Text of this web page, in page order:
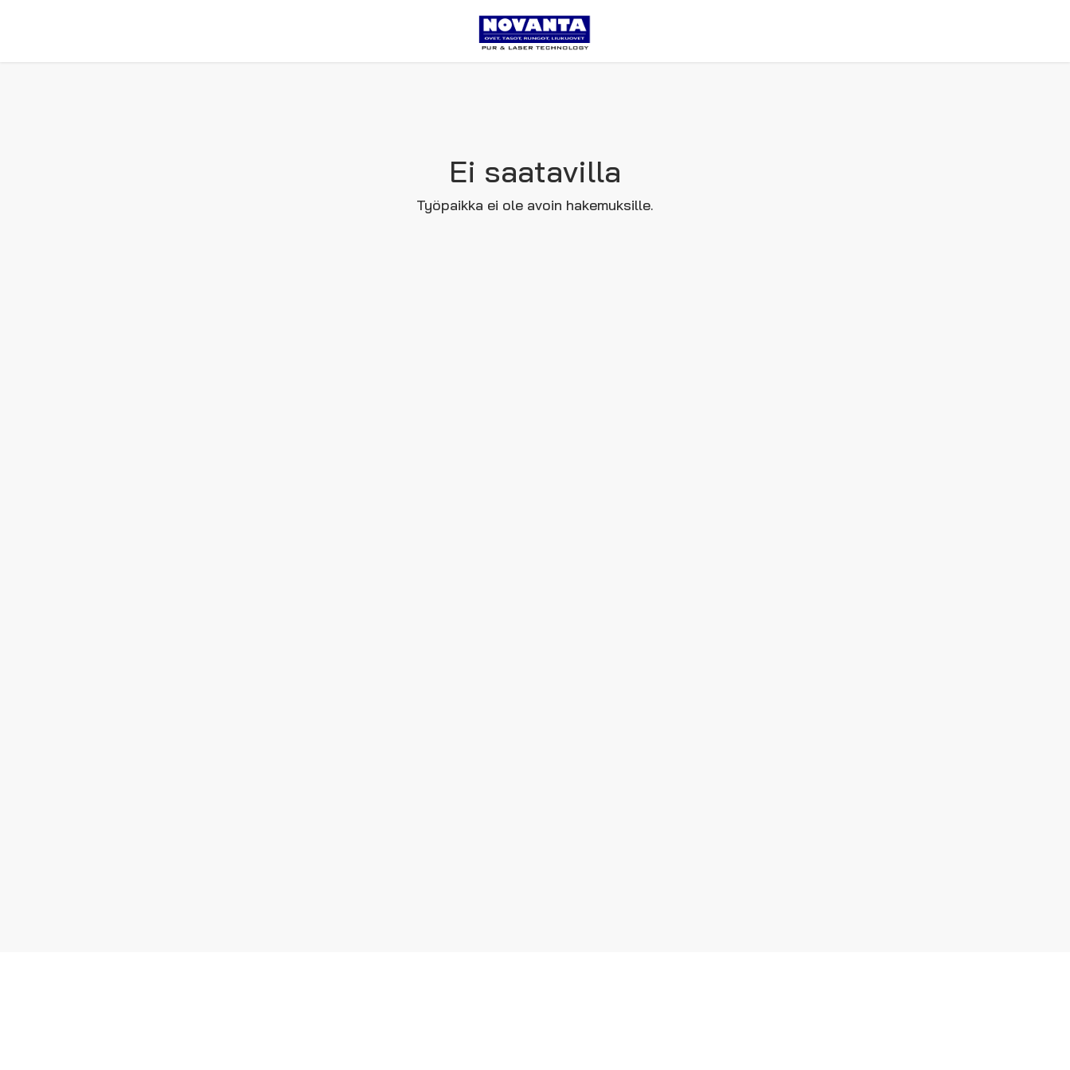
Ei saatavilla
Työpaikka ei ole avoin hakemuksille.